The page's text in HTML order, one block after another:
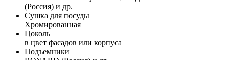
(Россия) и др.
Сушка для посуды
Хромированная
Цоколь
в цвет фасадов или корпуса
Подъемники